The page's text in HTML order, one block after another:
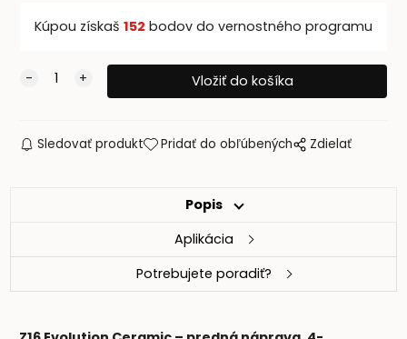
Kúpou získaš 152 bodov do vernostného programu
Sledovať produkt Pridať do obľúbených Zdielať
Popis
Aplikácia
Potrebujete poradiť?